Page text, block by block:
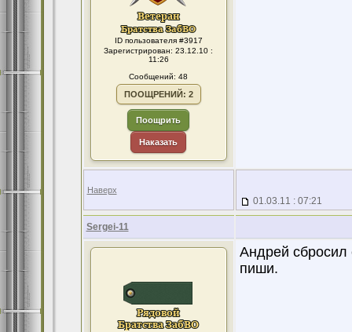
ID пользователя #3917
Зарегистрирован: 23.12.10 :
11:26
Сообщений: 48
ПООЩРЕНИЙ: 2
Поощрить
Наказать
Наверх
01.03.11 : 07:21
Sergei-11
Андрей сбросил
пиши.